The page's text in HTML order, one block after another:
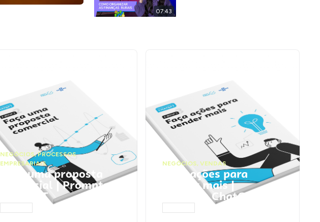
07:43
NEGÓCIOS,PROCESSOS
EMPRESARIAIS
Faça uma proposta
comercial | Prompts
ChatGPT
NEGÓCIOS, VENDAS
Faça ações para
vender mais |
Prompts ChatGPT